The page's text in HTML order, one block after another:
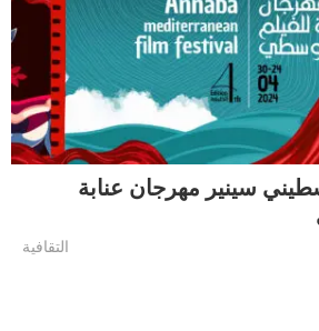
سينير مهرجان عنابة
التقافية